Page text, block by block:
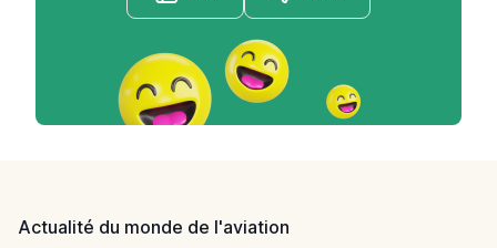
Actualité du monde de l'aviation